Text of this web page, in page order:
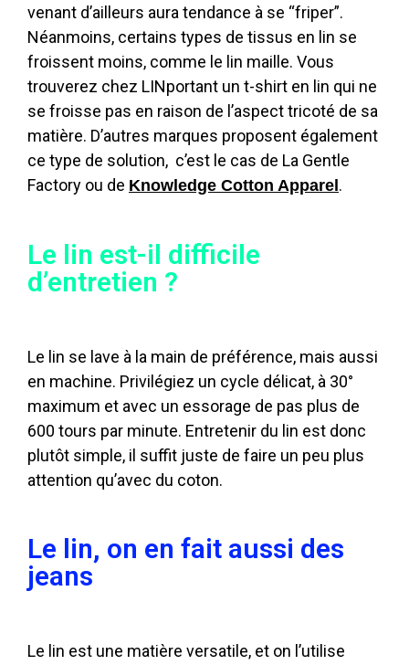
venant d’ailleurs aura tendance à se “friper”.
Néanmoins, certains types de tissus en lin se
froissent moins, comme le lin maille. Vous
trouverez chez LINportant un t-shirt en lin qui ne
se froisse pas en raison de l’aspect tricoté de sa
matière. D’autres marques proposent également
ce type de solution, c’est le cas de La Gentle
Factory ou de Knowledge Cotton Apparel .
Le lin est-il difficile
d’entretien ?
Le lin se lave à la main de préférence, mais aussi
en machine. Privilégiez un cycle délicat, à 30°
maximum et avec un essorage de pas plus de
600 tours par minute. Entretenir du lin est donc
plutôt simple, il suffit juste de faire un peu plus
attention qu’avec du coton.
Le lin, on en fait aussi des
jeans
Le lin est une matière versatile, et on l’utilise